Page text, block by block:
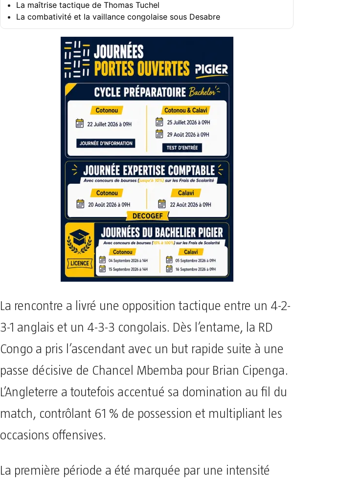
La maîtrise tactique de Thomas Tuchel
La combativité et la vaillance congolaise sous Desabre
La rencontre a livré une opposition tactique entre un 4-2-
3-1 anglais et un 4-3-3 congolais. Dès l’entame, la RD
Congo a pris l’ascendant avec un but rapide suite à une
passe décisive de Chancel Mbemba pour Brian Cipenga.
L’Angleterre a toutefois accentué sa domination au fil du
match, contrôlant 61 % de possession et multipliant les
occasions offensives.
La première période a été marquée par une intensité